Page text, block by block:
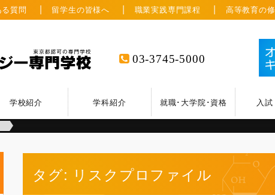
質問 留学生の皆様へ 職業実践専門課程 高等教育の
03-3745-5000
学校紹介 学科紹介 就職･大学院･資格 入
タグ: リスクプロファイル